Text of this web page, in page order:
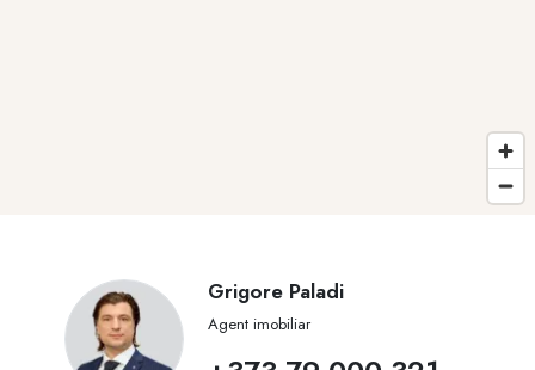
Grigore Paladi
Agent imobiliar